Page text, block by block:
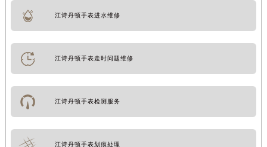
江诗丹顿手表进水维修
江诗丹顿手表走时问题维修
江诗丹顿手表检测服务
江诗丹顿手表划痕处理